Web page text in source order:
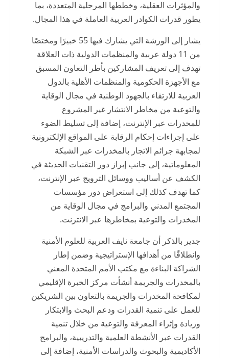
والمؤثرات العقلية، وخططها المرحلية المتعددة، بما
يطور قدرات الكوادر العربية العاملة في هذا المجال.
يشار إلى الورشة التي يشارك فيها 55 خبيرًا ومختصًا
من 11 دولة عربية والمنظمات الدولية ذات العلاقة
تهدف إلى تعريف المشاركين بأطر التعاون المسبق
مع الأجهزة الحكومية والمنظمات الأهلية بالدول
العربية للارتقاء بالجهود الوطنية في مجال الوقاية
والتوعية من مخاطر الانتشار غير المشروع
للمخدرات عبر الإنترنت، إضافة إلى تسليط الضوء
على إجراءات إحكام الرقابة على المواقع الإلكترونية
لمجابهة جرائم الاتجار بالمخدرات عبر الشبكة
المعلوماتية، إلى جانب إبراز دور التقنيات الحديثة في
الكشف عن أساليب ووسائل الترويج عبر الإنترنت،
كما تهدف كذلك إلى استعراض دور مؤسسات
المجتمع المدني والبرامج في مجال الوقاية من
المخدرات والتوعية بمخاطرها عبر الانترنت.
جدير بالذكر أن جامعة نايف العربية للعلوم الأمنية
وانطلاقًا من أهدافها الإستراتيجية وضمن إطار
الشراكة البناءة مع مكتب الأمم المتحدة المعني
بالمخدرات والجريمة أنشأت مركز الخبرة الإقليمي
لمكافحة المخدرات والجريمة بالتعاون بين الشريكين
للعمل على تنمية القدرات ودعم البحث والابتكار
وزيادة وإثراء المعرفة والتوعية من خلال تنمية
القدرات عبر الأنشطة العلمية والتدريبية، والبرامج
الأكاديمية والبحوث والدراسات الأمنية، إضافة إلى